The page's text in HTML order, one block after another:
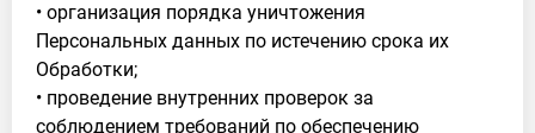
• организация порядка уничтожения
Персональных данных по истечению срока их
Обработки;
• проведение внутренних проверок за
соблюдением требований по обеспечению